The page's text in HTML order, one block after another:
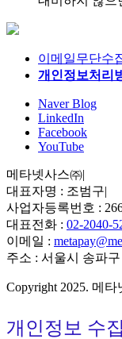
이메일무단수
개인정보처리
Naver Blog
LinkedIn
Facebook
YouTube
메타넷사스㈜|
대표자명 : 조범구|
사업자등록번호 :
대표전화 : 02-2040-
이메일 :
주소 : 서울시 송파
Copyright 2025. 메타
개인정보 수